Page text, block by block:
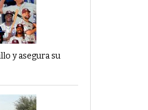
y asegura su